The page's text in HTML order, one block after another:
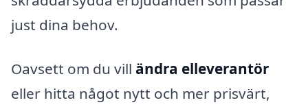
just dina behov.
Oavsett om du vill ändra elleverantör
eller hitta något nytt och mer prisvärt,